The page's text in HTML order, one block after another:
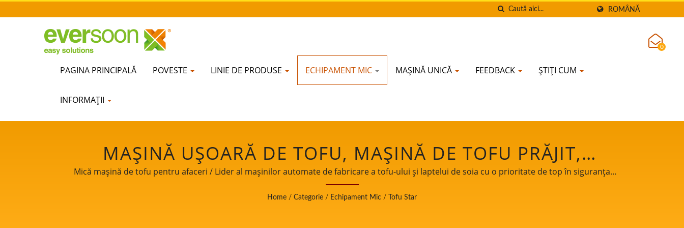
ROMÂNĂ
PAGINA PRINCIPALĂ POVESTE LINIE DE PRODUSE ECHIPAMENT MIC MAȘINĂ UNICĂ FEEDBACK ȘTIȚI CUM
INFORMAȚII
0
MAȘINĂ UȘOARĂ DE TOFU, MAȘINĂ DE TOFU PRĂJIT,
FABRICARE INDUSTRIALĂ DE TOFU, MAȘINĂ MICĂ DE TOFU,
ECHIPAMENTE PENTRU ALIMENTE DIN SOIA, MAȘINĂ PENTRU
CARNE DIN SOIA, MAȘINĂ DE FĂCUT LAPTE DE SOIA ȘI TOFU,
Mică mașină de tofu pentru afaceri / Lider al mașinilor automate de fabricare a tofu-ului și laptelui de soia cu o prioritate de top în siguranța
alimentelor.
Home / Categorie / Echipament Mic / Tofu Star